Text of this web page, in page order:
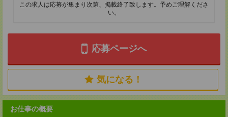
この求人は応募が集まり次第、掲載終了致します。予めご理解くださ
い。
応募ページへ
気になる！
お仕事の概要